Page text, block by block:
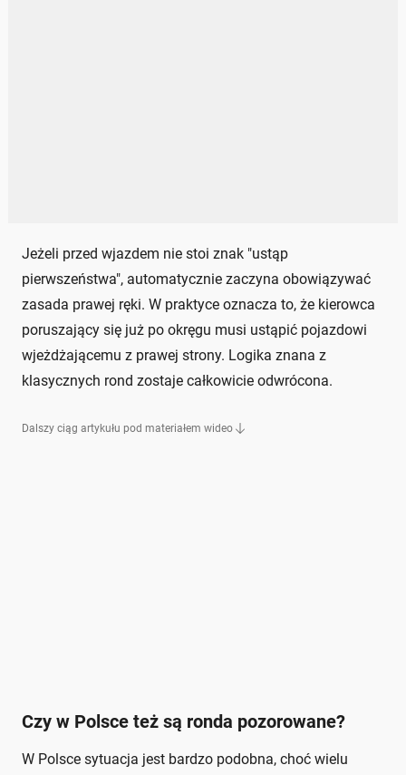
Jeżeli przed wjazdem nie stoi znak "ustąp
pierwszeństwa", automatycznie zaczyna obowiązywać
zasada prawej ręki. W praktyce oznacza to, że kierowca
poruszający się już po okręgu musi ustąpić pojazdowi
wjeżdżającemu z prawej strony. Logika znana z
klasycznych rond zostaje całkowicie odwrócona.
Dalszy ciąg artykułu pod materiałem wideo
Czy w Polsce też są ronda pozorowane?
W Polsce sytuacja jest bardzo podobna, choć wielu